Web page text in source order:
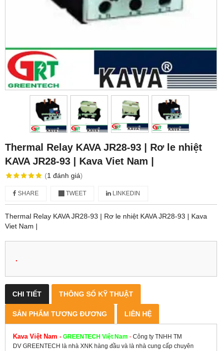
Thermal Relay KAVA JR28-93 | Rơ le nhiệt
KAVA JR28-93 | Kava Viet Nam |
(1 đánh giá)
SHARE TWEET LINKEDIN
Thermal Relay KAVA JR28-93 | Rơ le nhiệt KAVA JR28-93 | Kava
Viet Nam |
.
CHI TIẾT THÔNG SỐ KỸ THUẬT
SẢN PHẨM TƯƠNG ĐƯƠNG LIÊN HỆ
Kava Việt Nam - GREENTECH Việt Nam - Công ty TNHH TM
DV GREENTECH là nhà XNK hàng đầu và là nhà cung cấp chuyên